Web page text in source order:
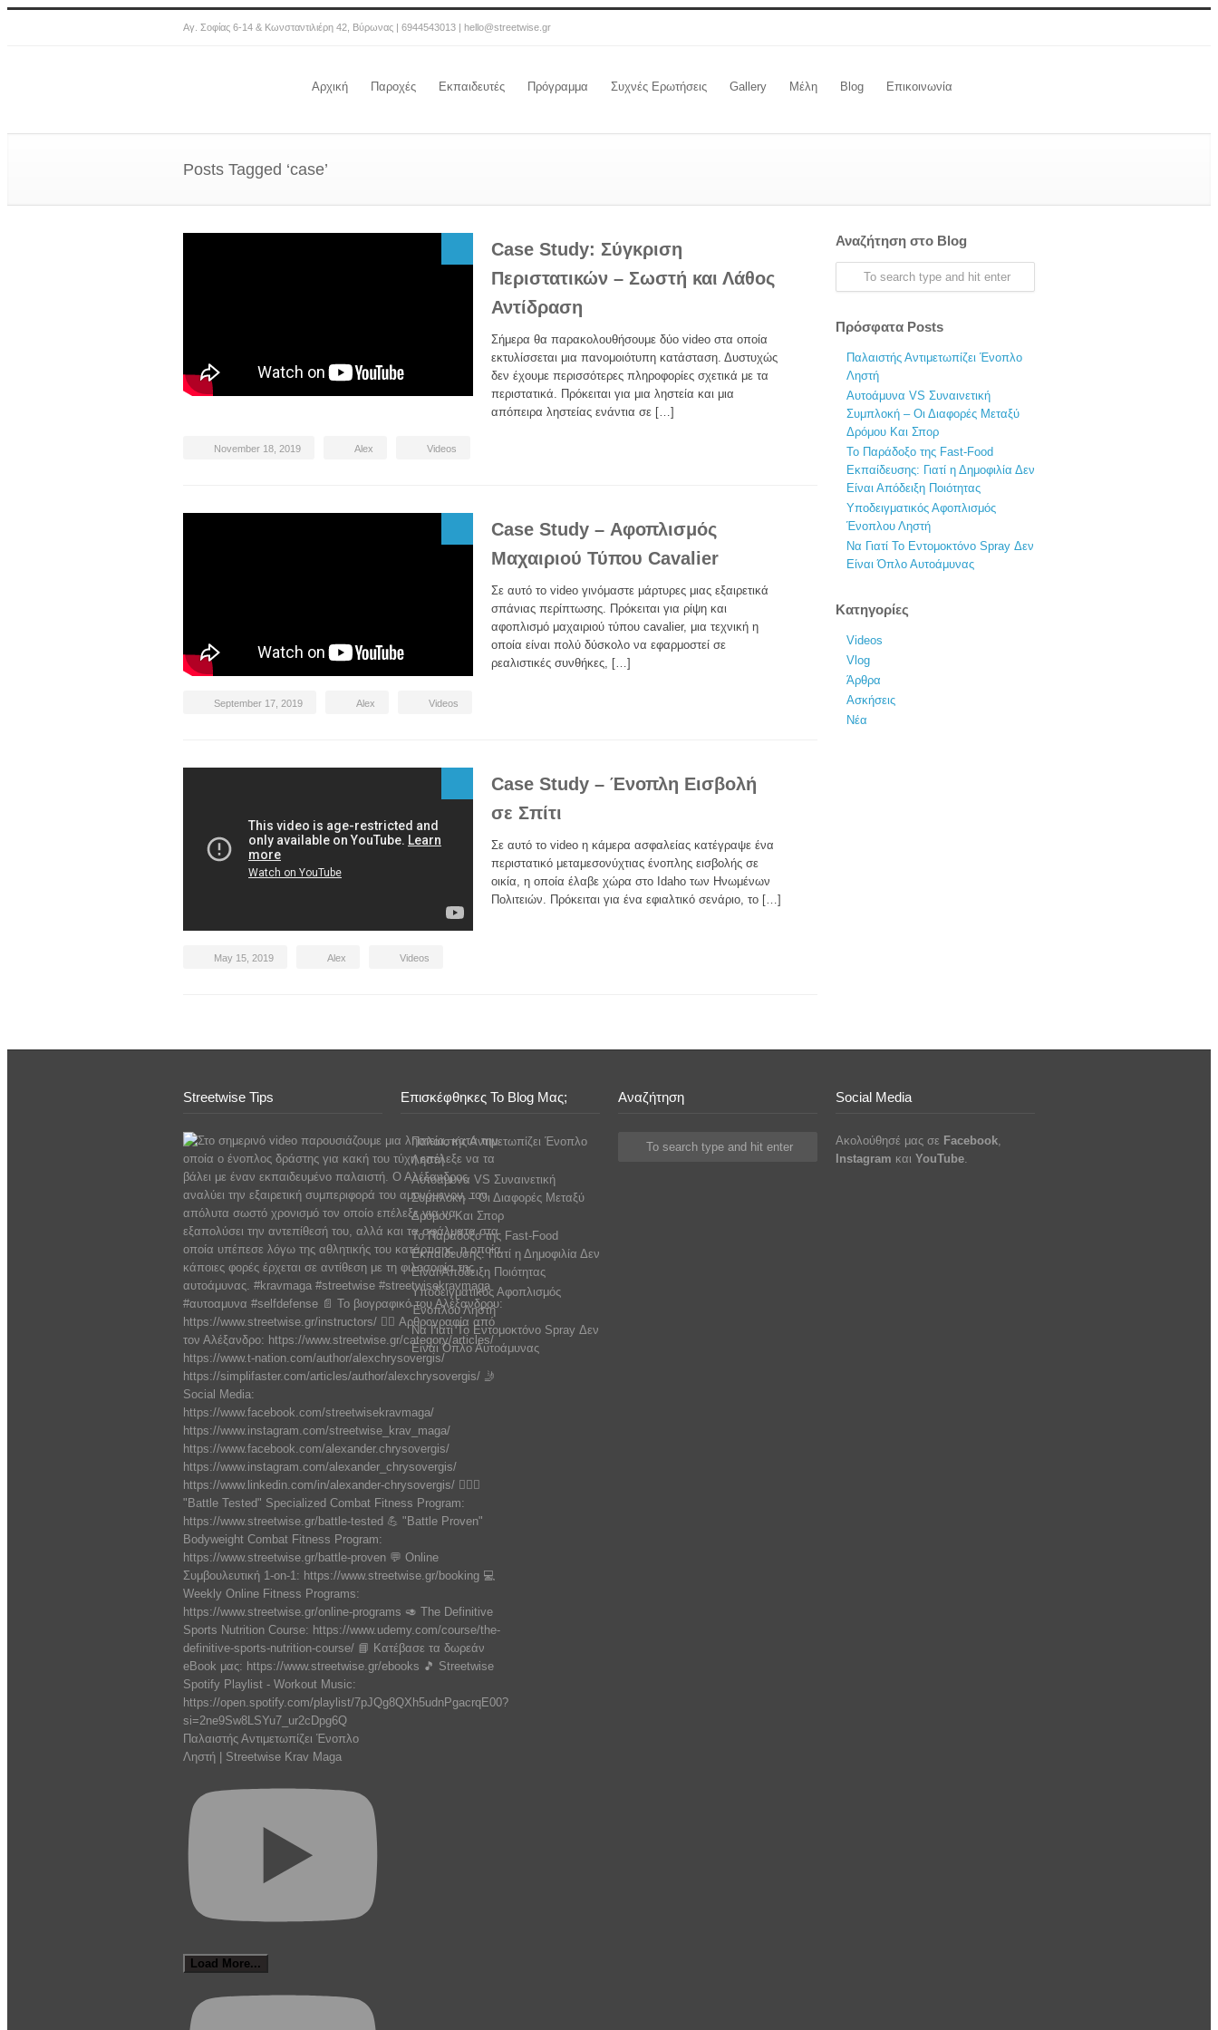
Αγ. Σοφίας 6-14 & Κωνσταντιλιέρη 42, Βύρωνας | 6944543013 | hello@streetwise.gr
Αρχική Παροχές Εκπαιδευτές Πρόγραμμα Συχνές Ερωτήσεις Gallery Μέλη Blog Επικοινωνία
Posts Tagged ‘case’
Case Study: Σύγκριση
Περιστατικών – Σωστή και Λάθος
Αντίδραση
Σήμερα θα παρακολουθήσουμε δύο video στα οποία
εκτυλίσσεται μια πανομοιότυπη κατάσταση. Δυστυχώς
δεν έχουμε περισσότερες πληροφορίες σχετικά με τα
περιστατικά. Πρόκειται για μια ληστεία και μια
απόπειρα ληστείας ενάντια σε […]
November 18, 2019 Alex Videos
Case Study – Αφοπλισμός
Μαχαιριού Τύπου Cavalier
Σε αυτό το video γινόμαστε μάρτυρες μιας εξαιρετικά
σπάνιας περίπτωσης. Πρόκειται για ρίψη και
αφοπλισμό μαχαιριού τύπου cavalier, μια τεχνική η
οποία είναι πολύ δύσκολο να εφαρμοστεί σε
ρεαλιστικές συνθήκες, […]
September 17, 2019 Alex Videos
Case Study – Ένοπλη Εισβολή
σε Σπίτι
Σε αυτό το video η κάμερα ασφαλείας κατέγραψε ένα
περιστατικό μεταμεσονύχτιας ένοπλης εισβολής σε
οικία, η οποία έλαβε χώρα στο Idaho των Ηνωμένων
Πολιτειών. Πρόκειται για ένα εφιαλτικό σενάριο, το […]
May 15, 2019 Alex Videos
Αναζήτηση στο Blog
Πρόσφατα Posts
Παλαιστής Αντιμετωπίζει Ένοπλο
Ληστή
Αυτοάμυνα VS Συναινετική
Συμπλοκή – Οι Διαφορές Μεταξύ
Δρόμου Και Σπορ
Το Παράδοξο της Fast-Food
Εκπαίδευσης: Γιατί η Δημοφιλία Δεν
Είναι Απόδειξη Ποιότητας
Υποδειγματικός Αφοπλισμός
Ένοπλου Ληστή
Να Γιατί Το Εντομοκτόνο Spray Δεν
Είναι Όπλο Αυτοάμυνας
Κατηγορίες
Videos
Vlog
Άρθρα
Ασκήσεις
Νέα
Streetwise Tips
Παλαιστής Αντιμετωπίζει Ένοπλο
Ληστή | Streetwise Krav Maga
Load More...
Επισκέφθηκες Το Blog Μας;
Παλαιστής Αντιμετωπίζει Ένοπλο
Ληστή
Αυτοάμυνα VS Συναινετική
Συμπλοκή – Οι Διαφορές Μεταξύ
Δρόμου Και Σπορ
Το Παράδοξο της Fast-Food
Εκπαίδευσης: Γιατί η Δημοφιλία Δεν
Είναι Απόδειξη Ποιότητας
Υποδειγματικός Αφοπλισμός
Ένοπλου Ληστή
Να Γιατί Το Εντομοκτόνο Spray Δεν
Είναι Όπλο Αυτοάμυνας
Αναζήτηση Social Media
Ακολούθησέ μας σε Facebook,
Instagram και YouTube.